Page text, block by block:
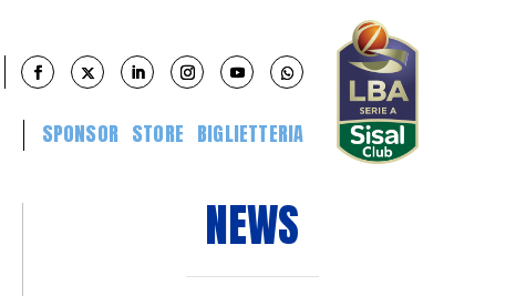
SPONSOR STORE BIGLIETTERIA
NEWS